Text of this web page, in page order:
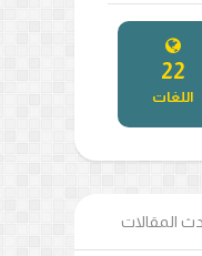
26
اللغات
المقالات